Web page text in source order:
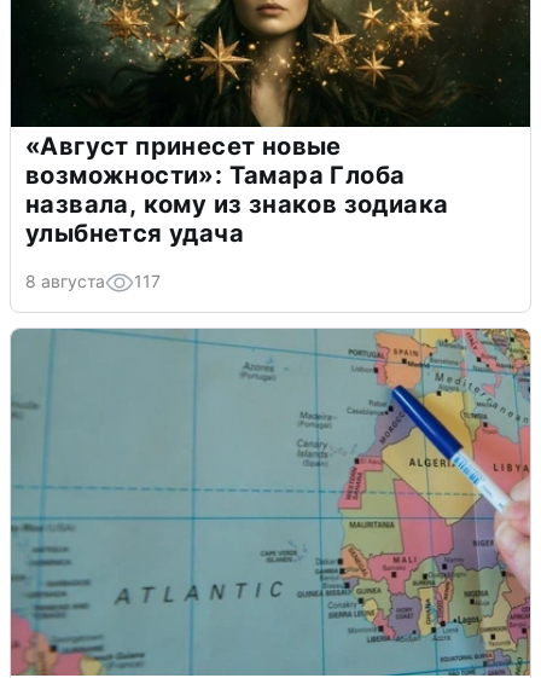
«Август принесет новые
возможности»: Тамара Глоба
назвала, кому из знаков зодиака
улыбнется удача
8 августа 117